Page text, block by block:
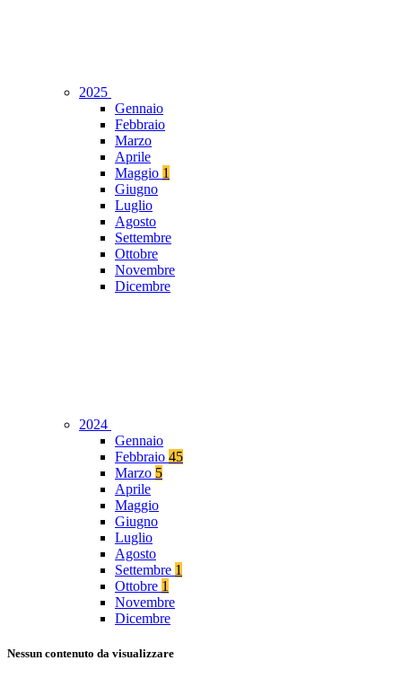
2025
Gennaio
Febbraio
Marzo
Aprile
Maggio 1
Giugno
Luglio
Agosto
Settembre
Ottobre
Novembre
Dicembre
2024
Gennaio
Febbraio 45
Marzo 5
Aprile
Maggio
Giugno
Luglio
Agosto
Settembre 1
Ottobre 1
Novembre
Dicembre
Nessun contenuto da visualizzare